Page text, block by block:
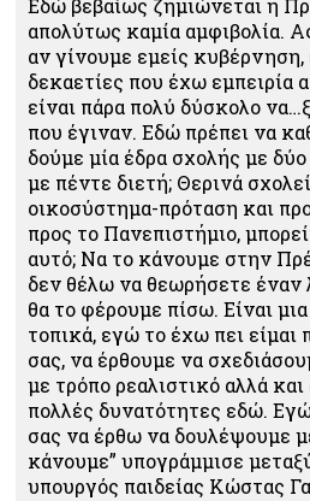
Εδώ βεβαίως ζημιώνεται η
απολύτως καμία αμφιβολία.
αν γίνουμε εμείς
δεκαετίες που έχω εμπειρία
είναι πάρα πολύ δύσκολο
που έγιναν. Εδώ πρέπει να
δούμε μία έδρα σχολής με
με πέντε διετή; Θερινά
οικοσύστημα-πρόταση και
προς το Πανεπιστήμιο,
αυτό; Να το κάνουμε στην
δεν θέλω να θεωρήσετε έναν
θα το φέρουμε πίσω. Είναι
τοπικά, εγώ το έχω πει είμαι
σας, να έρθουμε να
με τρόπο ρεαλιστικό αλλά
πολλές δυνατότητες εδώ.
σας να έρθω να δουλέψουμε
κάνουμε” υπογράμμισε
υπουργός παιδείας Κώστας